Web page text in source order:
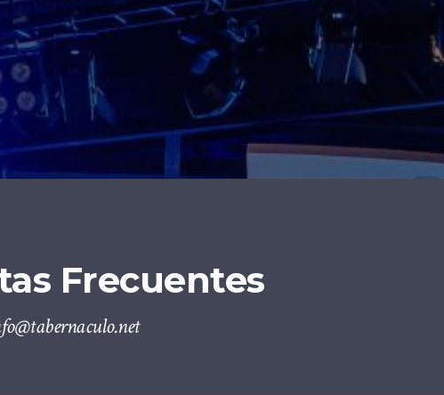
Frecuentes